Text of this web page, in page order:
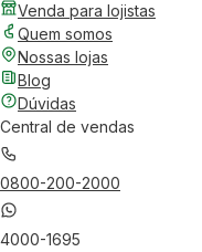
Venda para lojistas
Quem somos
Nossas lojas
Blog
Dúvidas
Central de vendas
0800-200-2000
4000-1695